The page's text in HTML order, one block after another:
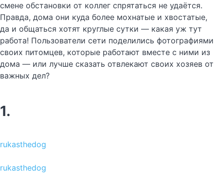
смене обстановки от коллег спрятаться не удаётся.
Правда, дома они куда более мохнатые и хвостатые,
да и общаться хотят круглые сутки — какая уж тут
работа! Пользователи сети поделились фотографиями
своих питомцев, которые работают вместе с ними из
дома — или лучше сказать отвлекают своих хозяев от
важных дел?
1.
rukasthedog
rukasthedog